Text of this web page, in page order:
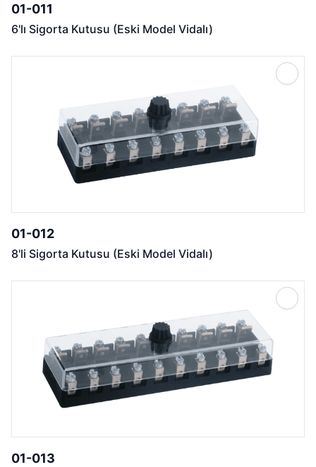
01-011
6'lı Sigorta Kutusu (Eski Model Vidalı)
01-012
8'li Sigorta Kutusu (Eski Model Vidalı)
01-013